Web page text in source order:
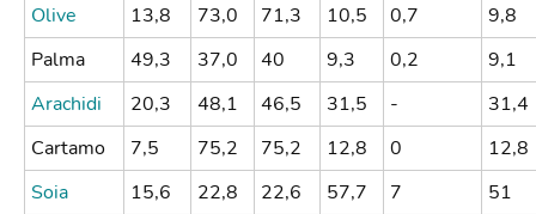
Olive 13,8 73,0 71,3 10,5 0,7
9,8
Palma
49,3 37,0 40 9,3 0,2
9,1
Arachidi
20,3 48,1 46,5 31,5 -
31,4
Cartamo
7,5 75,2 75,2 12,8 0
12,8
Soia
15,6 22,8 22,6 57,7 7
51